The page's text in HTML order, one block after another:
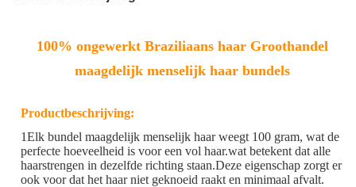
100% ongewerkt Braziliaans haar Groothandel
maagdelijk menselijk haar bundels
Productbeschrijving:
1Elk bundel maagdelijk menselijk haar weegt 100 gram, wat de
perfecte hoeveelheid is voor een vol haar.wat betekent dat alle
haarstrengen in dezelfde richting staan.Deze eigenschap zorgt er
ook voor dat het haar niet geknoeid raakt en minimaal afvalt.